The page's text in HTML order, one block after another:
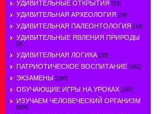
УДИВИТЕЛЬНЫЕ ОТКРЫТИЯ [15]
УДИВИТЕЛЬНАЯ АРХЕОЛОГИЯ [39]
УДИВИТЕЛЬНАЯ ПАЛЕОНТОЛОГИЯ [14]
УДИВИТЕЛЬНЫЕ ЯВЛЕНИЯ ПРИРОДЫ
[0]
УДИВИТЕЛЬНАЯ ЛОГИКА [35]
ПАТРИОТИЧЕСКОЕ ВОСПИТАНИЕ [362]
ЭКЗАМЕНЫ [260]
ОБУЧАЮЩИЕ ИГРЫ НА УРОКАХ [197]
ИЗУЧАЕМ ЧЕЛОВЕЧЕСКИЙ ОРГАНИЗМ
[604]